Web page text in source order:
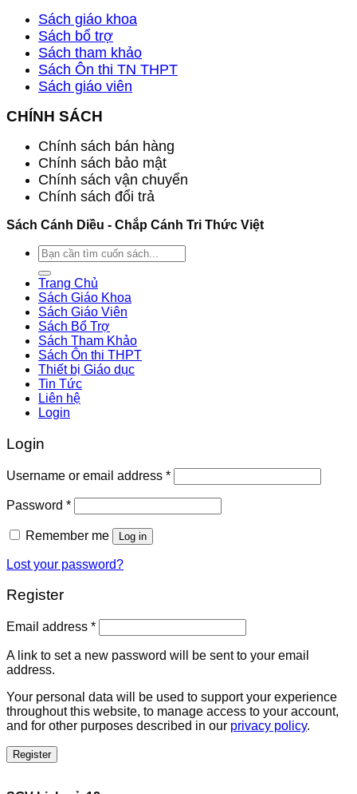
Sách giáo khoa
Sách bổ trợ
Sách tham khảo
Sách Ôn thi TN THPT
Sách giáo viên
CHÍNH SÁCH
Chính sách bán hàng
Chính sách bảo mật
Chính sách vận chuyển
Chính sách đổi trả
Sách Cánh Diều - Chắp Cánh Tri Thức Việt
Search
for:
Trang Chủ
Sách Giáo Khoa
Sách Giáo Viên
Sách Bổ Trợ
Sách Tham Khảo
Sách Ôn thi THPT
Thiết bị Giáo dục
Tin Tức
Liên hệ
Login
Login
Username or email address *
Password *
Remember me Log in
Lost your password?
Register
Email address *
A link to set a new password will be sent to your email
address.
Your personal data will be used to support your experience
throughout this website, to manage access to your account,
and for other purposes described in our privacy policy.
Register